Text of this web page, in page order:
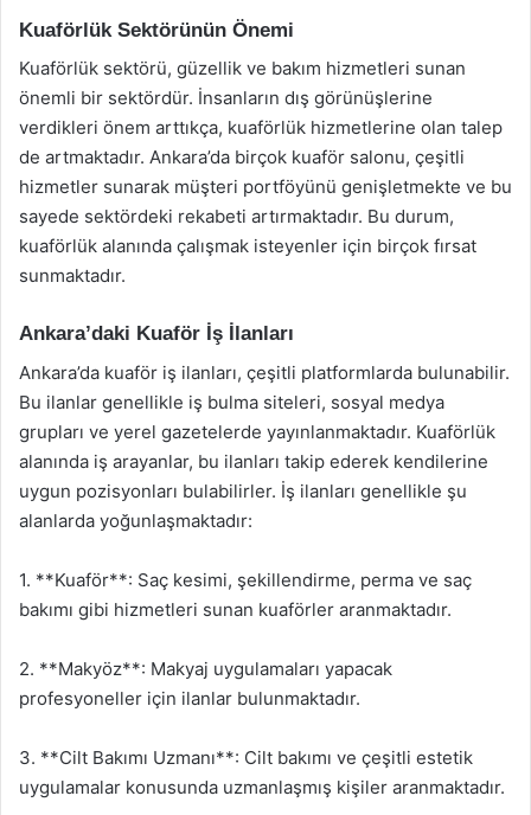
Kuaförlük Sektörünün Önemi
Kuaförlük sektörü, güzellik ve bakım hizmetleri sunan
önemli bir sektördür. İnsanların dış görünüşlerine
verdikleri önem arttıkça, kuaförlük hizmetlerine olan talep
de artmaktadır. Ankara’da birçok kuaför salonu, çeşitli
hizmetler sunarak müşteri portföyünü genişletmekte ve bu
sayede sektördeki rekabeti artırmaktadır. Bu durum,
kuaförlük alanında çalışmak isteyenler için birçok fırsat
sunmaktadır.
Ankara’daki Kuaför İş İlanları
Ankara’da kuaför iş ilanları, çeşitli platformlarda bulunabilir.
Bu ilanlar genellikle iş bulma siteleri, sosyal medya
grupları ve yerel gazetelerde yayınlanmaktadır. Kuaförlük
alanında iş arayanlar, bu ilanları takip ederek kendilerine
uygun pozisyonları bulabilirler. İş ilanları genellikle şu
alanlarda yoğunlaşmaktadır:
1. **Kuaför**: Saç kesimi, şekillendirme, perma ve saç
bakımı gibi hizmetleri sunan kuaförler aranmaktadır.
2. **Makyöz**: Makyaj uygulamaları yapacak
profesyoneller için ilanlar bulunmaktadır.
3. **Cilt Bakımı Uzmanı**: Cilt bakımı ve çeşitli estetik
uygulamalar konusunda uzmanlaşmış kişiler aranmaktadır.